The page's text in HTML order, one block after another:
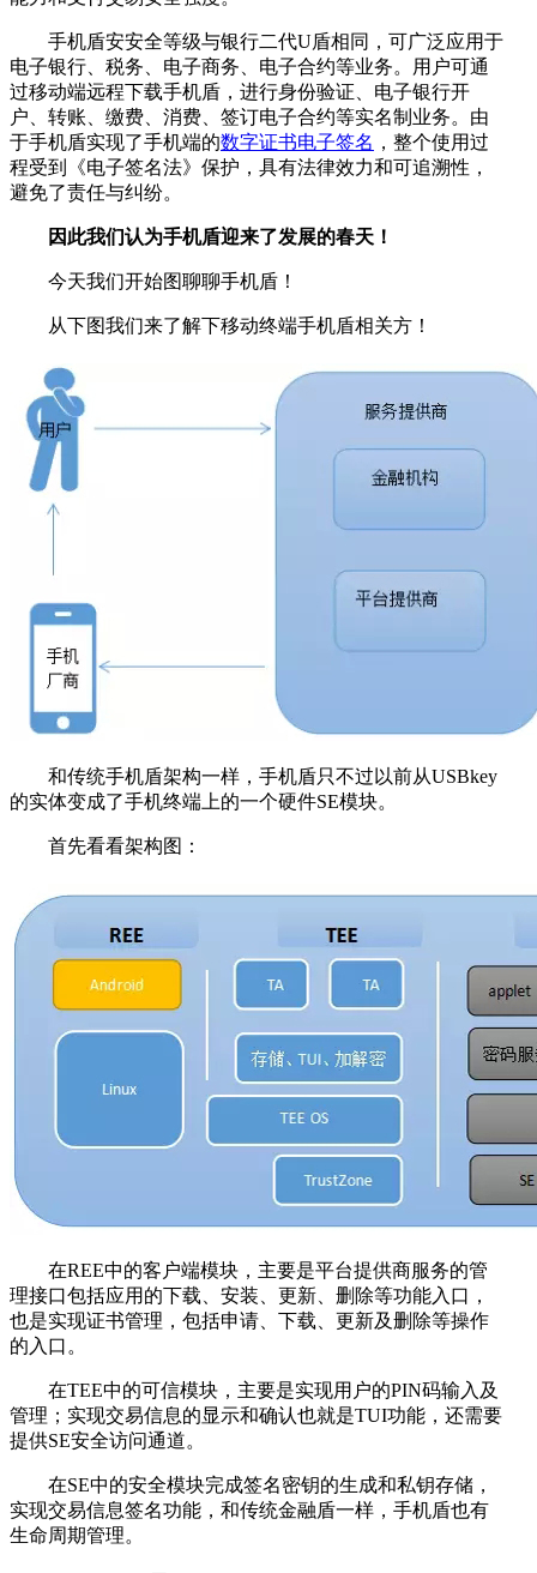
手机盾安安全等级与银行二代U盾相同，可广泛应用于
电子银行、税务、电子商务、电子合约等业务。用户可通
过移动端远程下载手机盾，进行身份验证、电子银行开
户、转账、缴费、消费、签订电子合约等实名制业务。由
于手机盾实现了手机端的数字证书电子签名 ，整个使用过
程受到《电子签名法》保护，具有法律效力和可追溯性，
避免了责任与纠纷。
因此我们认为手机盾迎来了发展的春天！
今天我们开始图聊聊手机盾！
从下图我们来了解下移动终端手机盾相关方！
和传统手机盾架构一样，手机盾只不过以前从USBkey
的实体变成了手机终端上的一个硬件SE模块。
首先看看架构图：
在REE中的客户端模块，主要是平台提供商服务的管
理接口包括应用的下载、安装、更新、删除等功能入口，
也是实现证书管理，包括申请、下载、更新及删除等操作
的入口。
在TEE中的可信模块，主要是实现用户的PIN码输入及
管理；实现交易信息的显示和确认也就是TUI功能，还需要
提供SE安全访问通道。
在SE中的安全模块完成签名密钥的生成和私钥存储，
实现交易信息签名功能，和传统金融盾一样，手机盾也有
生命周期管理。